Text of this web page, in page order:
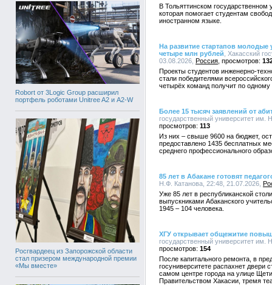
Robort от 3Logic Group расширил
портфель роботами Unitree A2 и A2-W
Росгвардеец из Запорожской области
стал призером международной премии
«Мы вместе»
В Тольяттинском государственном
которая помогает студентам
иностранном языке.
На развитие стартапов
четыре млн рублей , Хакасский
03.08.2026, Россия
Проекты студентов инженерно-
стали победителями
четырёх команд получит по
Более 15 тысяч заявлений от
государственный университет им.
113
Из них – свыше 9600 на бюджет,
предоставлено 1435 бесплатных
среднего профессионального
85 лет в Абакане готовят
Н.Ф. Катанова, 22:48, 21.07.2026,
Уже 85 лет в республиканской
выпускниками Абаканского
1945 – 104 человека.
ХГУ открывает общежитие
государственный университет им.
154
После капитального ремонта, в
госуниверситете распахнет
самом центре города на улице
Правительством Хакасии, тремя